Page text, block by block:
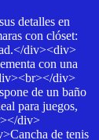
detalles en
con clóset:
div><div>
con una
div>
de un baño
para juegos,
div>
de tenis